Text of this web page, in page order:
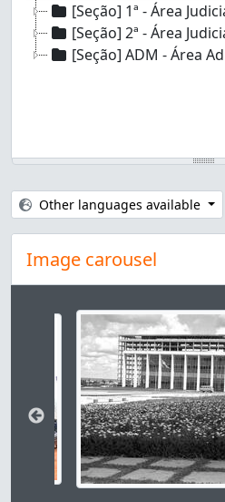
[Seção] 1ª - Área
[Seção] 2ª - Área
[Seção] ADM - Área
Other languages available
Image carousel
Changing the current